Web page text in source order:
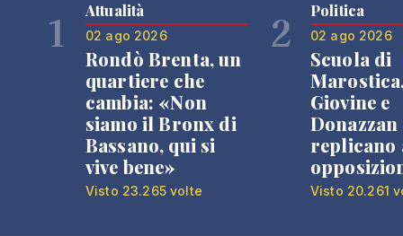
1 Attualità
02 ago 2026
Rondò Brenta, un
quartiere che
cambia: «Non
siamo il Bronx di
Bassano, qui si
vive bene»
Visto 23.265 volte
2 Politica
02 ago 2026
Scuola di
Giovine e
Donazzan
replicano
Visto 20.261